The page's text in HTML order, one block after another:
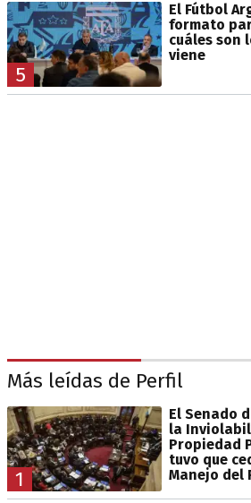
5
El Fútbol
formato
cuáles son
viene
Más leídas de Perfil
1
El Senado
la
Propiedad
tuvo que
Manejo del